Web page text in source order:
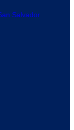
Salvador